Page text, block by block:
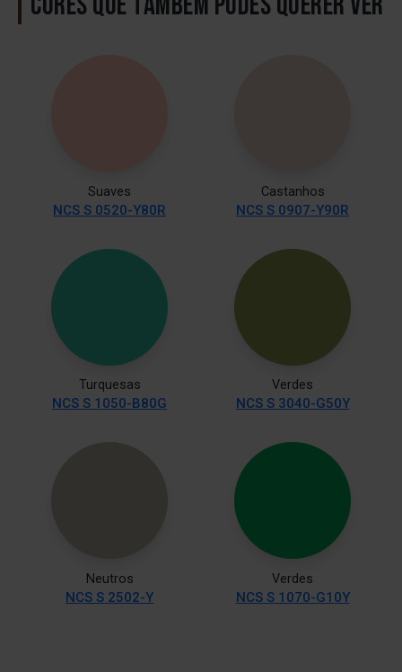
Suaves
NCS S 0520-Y80R
Castanhos
NCS S 0907-Y90R
Turquesas
NCS S 1050-B80G
Verdes
NCS S 3040-G50Y
Neutros
NCS S 2502-Y
Verdes
NCS S 1070-G10Y